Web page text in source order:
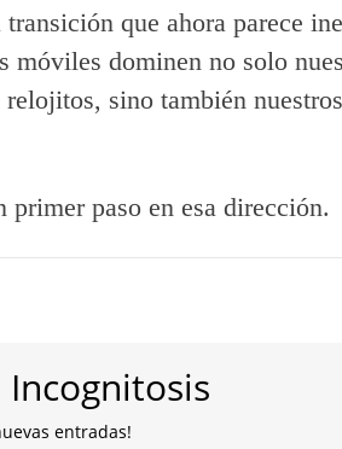
transición que ahora parece
móviles dominen no solo
relojitos, sino también
primer paso en esa dirección.
entradas!